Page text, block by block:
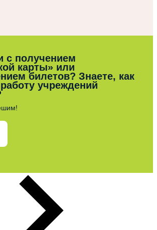
с получением
карты» или
билетов? Знаете, как
учреждений